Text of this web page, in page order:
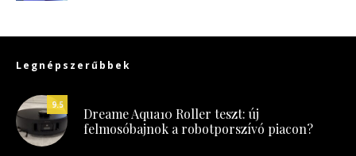
Legnépszerűbbek
9.5
Dreame Aqua10 Roller teszt: új
felmosóbajnok a robotporszívó piacon?